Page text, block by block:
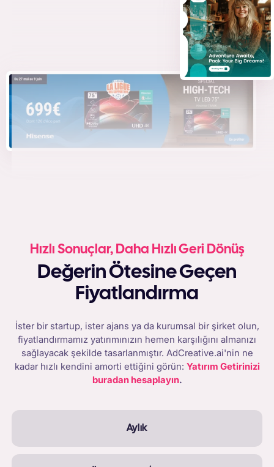
Hızlı Sonuçlar, Daha Hızlı Geri Dönüş
Değerin Ötesine Geçen
Fiyatlandırma
İster bir startup, ister ajans ya da kurumsal bir şirket olun,
fiyatlandırmamız yatırımınızın hemen karşılığını almanızı
sağlayacak şekilde tasarlanmıştır. AdCreative.ai'nin ne
kadar hızlı kendini amorti ettiğini görün: Yatırım Getirinizi
buradan hesaplayın.
Aylık